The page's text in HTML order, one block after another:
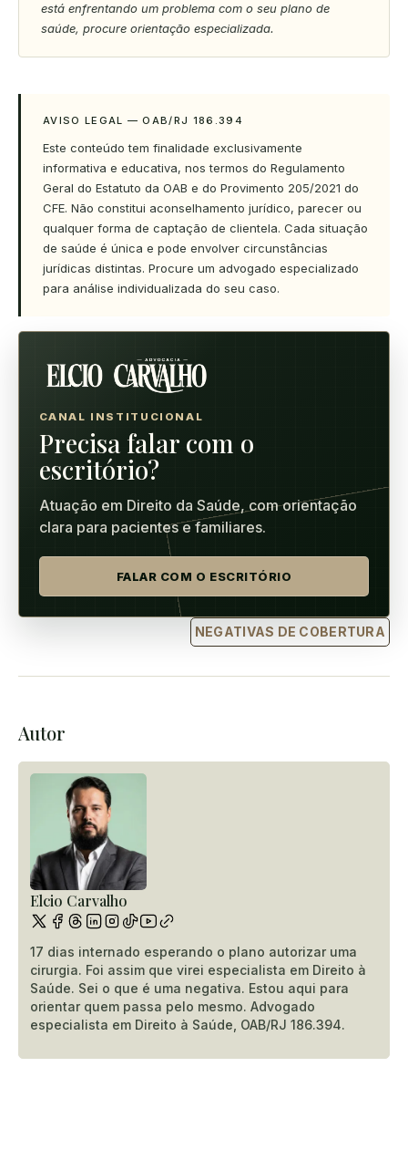
está enfrentando um problema com o seu plano de
saúde, procure orientação especializada.
AVISO LEGAL — OAB/RJ 186.394
Este conteúdo tem finalidade exclusivamente
informativa e educativa, nos termos do Regulamento
Geral do Estatuto da OAB e do Provimento 205/2021 do
CFE. Não constitui aconselhamento jurídico, parecer ou
qualquer forma de captação de clientela. Cada situação
de saúde é única e pode envolver circunstâncias
jurídicas distintas. Procure um advogado especializado
para análise individualizada do seu caso.
CANAL INSTITUCIONAL
Precisa falar com o
escritório?
Atuação em Direito da Saúde, com orientação
clara para pacientes e familiares.
FALAR COM O ESCRITÓRIO
NEGATIVAS DE COBERTURA
Autor
Elcio Carvalho
17 dias internado esperando o plano autorizar uma
cirurgia. Foi assim que virei especialista em Direito à
Saúde. Sei o que é uma negativa. Estou aqui para
orientar quem passa pelo mesmo. Advogado
especialista em Direito à Saúde, OAB/RJ 186.394.